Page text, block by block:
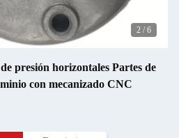
2 / 6
presión horizontales Partes de
con mecanizado CNC